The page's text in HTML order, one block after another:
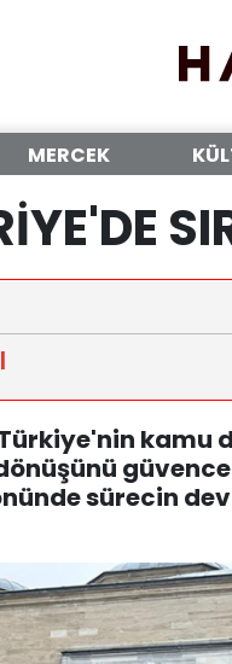
MERCEK
|
kamu
sürecin